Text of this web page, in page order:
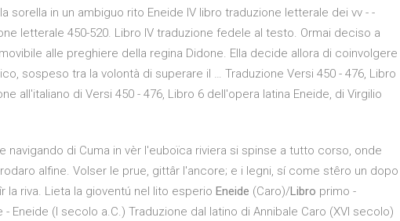
sorella in un ambiguo rito Eneide IV libro traduzione letterale dei vv - -
letterale 450-520. Libro IV traduzione fedele al testo. Ormai deciso a
alle preghiere della regina Didone. Ella decide allora di coinvolgere
sospeso tra la volontà di superare il … Traduzione Versi 450 - 476, Libro
all'italiano di Versi 450 - 476, Libro 6 dell'opera latina Eneide, di Virgilio
navigando di Cuma in vèr l'euboïca riviera si spinse a tutto corso, onde
alfine. Volser le prue, gittâr l'ancore; e i legni, sí come stêro un dopo
la riva. Lieta la gioventú nel lito esperio Eneide (Caro)/Libro primo -
Eneide (I secolo a.C.) Traduzione dal latino di Annibale Caro (XVI secolo)